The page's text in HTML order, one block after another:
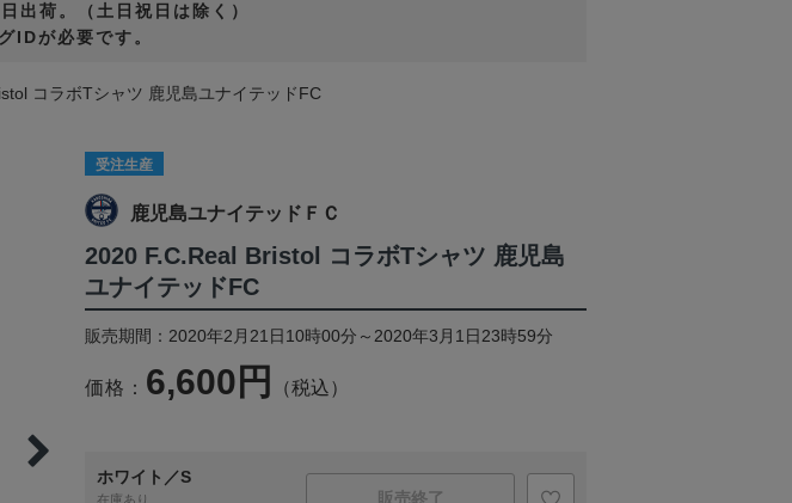
出荷。（土日祝日は除く）
IDが必要です。
コラボTシャツ 鹿児島ユナイテッドFC
受注生産
鹿児島ユナイテッドＦＣ
2020 F.C.Real Bristol コラボTシャツ 鹿児島
ユナイテッドFC
販売期間：2020年2月21日10時00分～2020年3月1日23時59分
価格： 6,600円 （税込）
ホワイト／S
在庫あり
販売終了